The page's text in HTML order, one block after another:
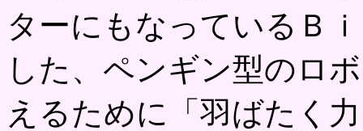
ターにもなっているＢ
した、ペンギン型のロ
えるために「羽ばたく